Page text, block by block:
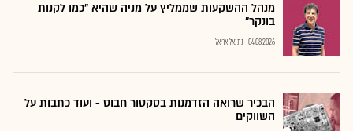
מנהל ההשקעות שממליץ על מניה שהיא "כמו לקנות
בונקר"
04.08.2026 נתנאל אריאל
הבכיר שרואה הזדמנות בסקטור חבוט - ועוד כתבות על
השווקים